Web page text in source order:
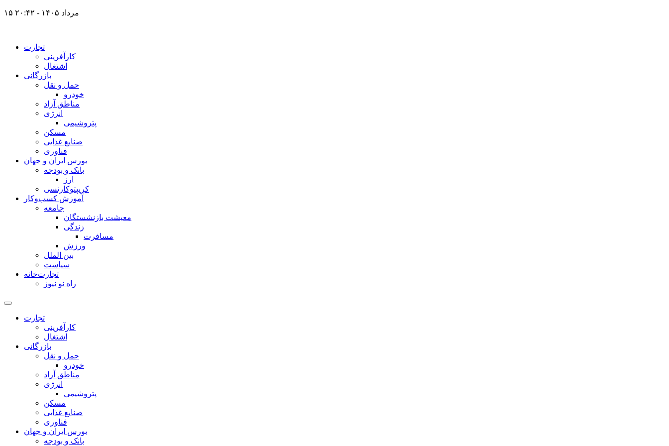
۱۵ مرداد ۱۴۰۵ - ۲۰:۴۲
تجارت
کارآفرینی
اشتغال
بازرگانی
حمل و نقل
خودرو
مناطق آزاد
انرژی
پتروشیمی
مسکن
صنایع غذایی
فناوری
بورس ایران و جهان
بانک و بودجه
ارز
کریپتوکارنسی
آموزش کسب‌وکار
جامعه
معیشت بازنشستگان
زندگی
مسافرت
ورزش
بین الملل
سیاست
تجارت‌خانه
راه نو نیوز
تجارت
کارآفرینی
اشتغال
بازرگانی
حمل و نقل
خودرو
مناطق آزاد
انرژی
پتروشیمی
مسکن
صنایع غذایی
فناوری
بورس ایران و جهان
بانک و بودجه